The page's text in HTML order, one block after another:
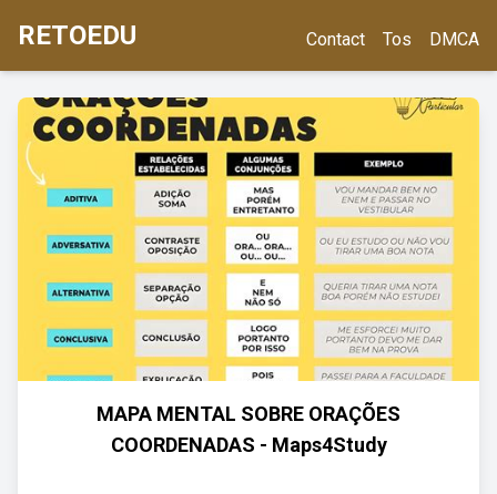
RETOEDU Contact Tos DMCA
MAPA MENTAL SOBRE ORAÇÕES
COORDENADAS - Maps4Study